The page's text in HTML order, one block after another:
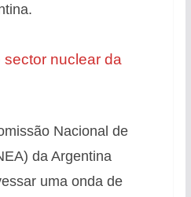
nuclear da
Nacional de
da Argentina
uma onda de